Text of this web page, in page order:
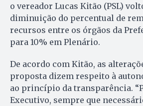
o vereador Lucas Kitão (PSL)
diminuição do percentual de
recursos entre os órgãos da
para 10% em Plenário.
De acordo com Kitão, as
proposta dizem respeito à
ao princípio da transparência.
Executivo, sempre que